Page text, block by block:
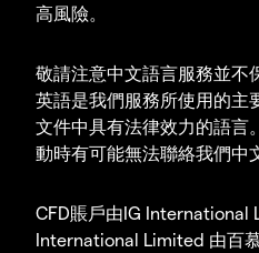
高風險。
敬請注意中文語言服務並不
英語是我們服務所使用的主
文件中具有法律效力的語言
動時有可能無法聯絡我們中
CFD賬戶由IG International
International Limited 由百